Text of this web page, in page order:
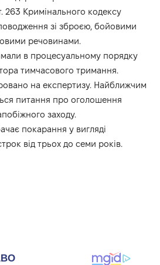
263 Кримінального кодексу
зі зброєю, бойовими
речовинами.
в процесуальному порядку
тимчасового тримання.
на експертизу. Найближчим
питання про оголошення
заходу.
покарання у вигляді
від трьох до семи років.